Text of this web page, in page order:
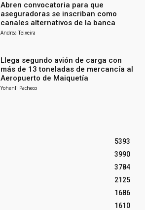
Abren convocatoria para que
aseguradoras se inscriban como
canales alternativos de la banca
Andrea Teixeira
Llega segundo avión de carga con
más de 13 toneladas de mercancía al
Aeropuerto de Maiquetía
Yohenli Pacheco
5393
3990
3784
2125
1686
1610